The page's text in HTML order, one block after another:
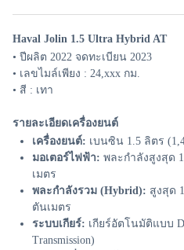
Haval Jolin 1.5 Ultra Hybrid AT
• ปีผลิต 2022 จดทะเบียน 2023
• เลขไมล์เพียง : 24,xxx กม.
• สี : เทา
รายละเอียดเครื่องยนต์
เครื่องยนต์: เบนซิน 1.5 ลิตร
มอเตอร์ไฟฟ้า: พละกำลังสูงสุด
เมตร
พละกำลังรวม (Hybrid): สูงสุด
ตันเมตร
ระบบเกียร์: เกียร์อัตโนมัติแบบ
Transmission)